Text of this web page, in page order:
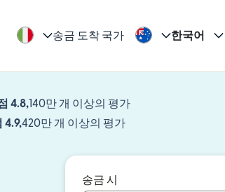
송금 도착 국가 한국어
4.8,140만 개 이상의 평가
4.9,420만 개 이상의 평가
송금 시